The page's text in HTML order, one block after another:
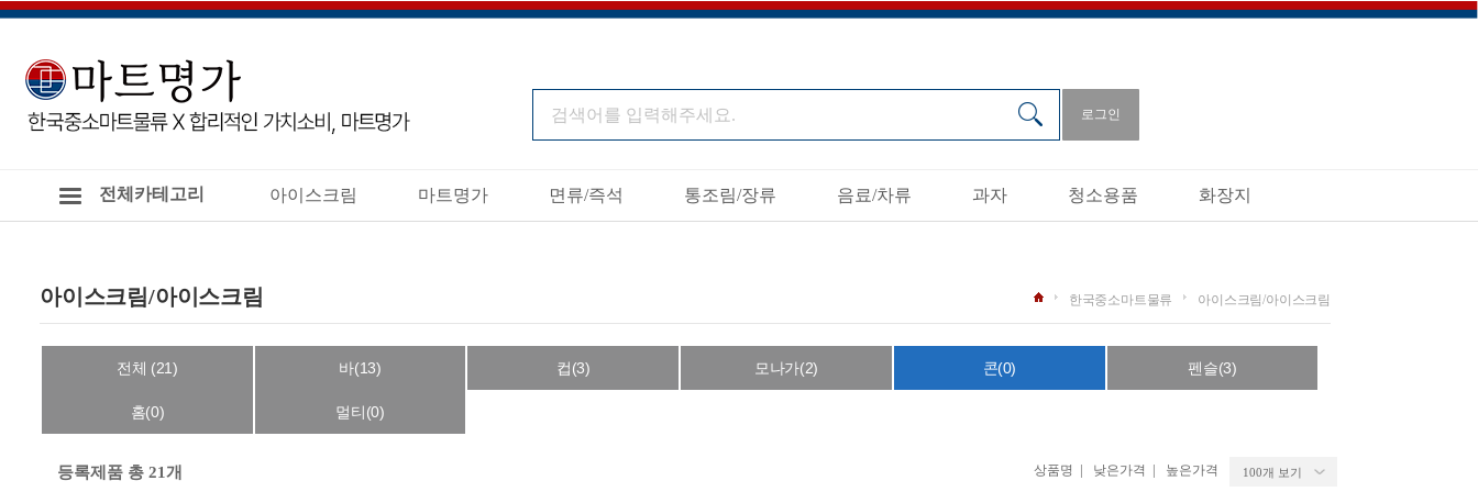
로그인
전체카테고리 아이스크림 마트명가 면류/즉석 통조림/장류 음료/차류 과자 청소용품 화장지
아이스크림/아이스크림 한국중소마트물류 아이스크림/아이스크림
전체 (21) 바(13) 컵(3) 모나가(2) 콘(0) 펜슬(3)
홈(0) 멀티(0)
등록제품 총 21개 상품명 | 낮은가격 | 높은가격